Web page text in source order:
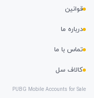
قوانین
درباره ما
تماس با ما
کالاف سل
PUBG Mobile Accounts for Sale